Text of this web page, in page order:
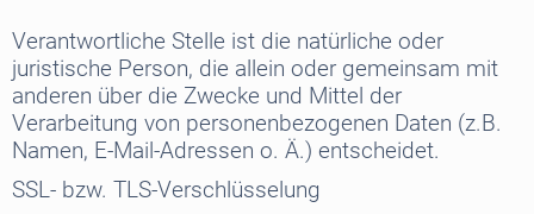
Verantwortliche Stelle ist die natürliche oder
juristische Person, die allein oder gemeinsam mit
anderen über die Zwecke und Mittel der
Verarbeitung von personenbezogenen Daten (z.B.
Namen, E-Mail-Adressen o. Ä.) entscheidet.
SSL- bzw. TLS-Verschlüsselung